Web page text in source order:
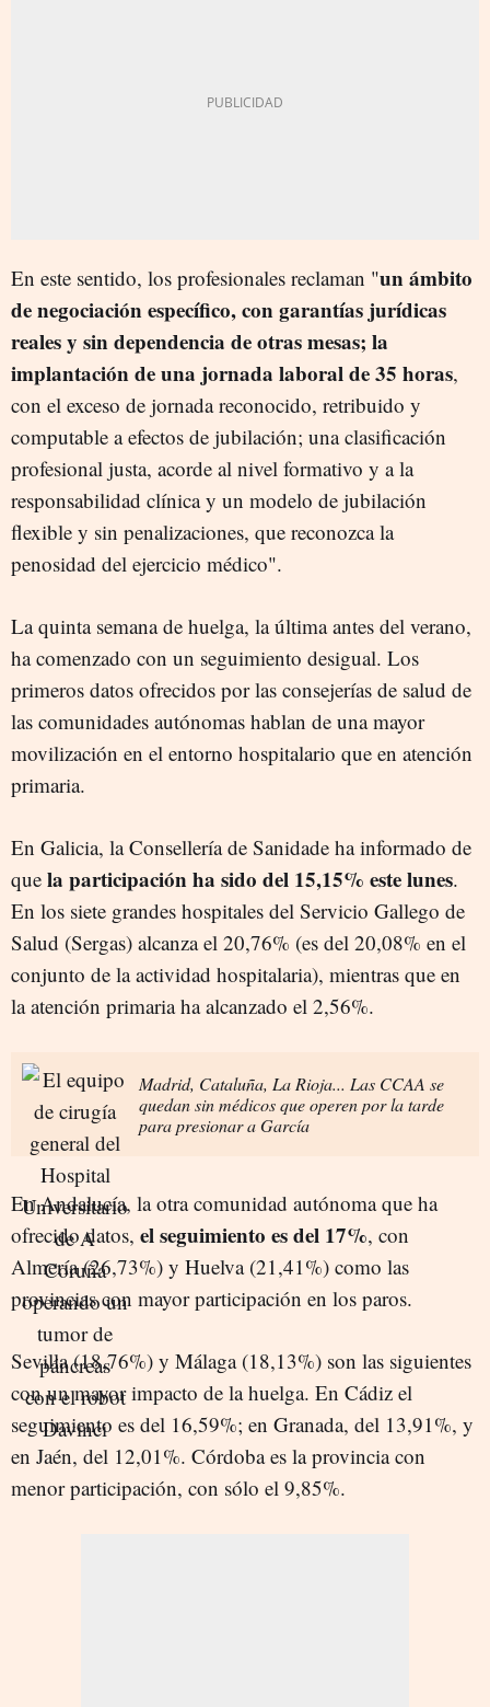
En este sentido, los profesionales reclaman "un ámbito
de negociación específico, con garantías jurídicas
reales y sin dependencia de otras mesas; la
implantación de una jornada laboral de 35 horas,
con el exceso de jornada reconocido, retribuido y
computable a efectos de jubilación; una clasificación
profesional justa, acorde al nivel formativo y a la
responsabilidad clínica y un modelo de jubilación
flexible y sin penalizaciones, que reconozca la
penosidad del ejercicio médico".
La quinta semana de huelga, la última antes del verano,
ha comenzado con un seguimiento desigual. Los
primeros datos ofrecidos por las consejerías de salud de
las comunidades autónomas hablan de una mayor
movilización en el entorno hospitalario que en atención
primaria.
En Galicia, la Consellería de Sanidade ha informado de
que la participación ha sido del 15,15% este lunes.
En los siete grandes hospitales del Servicio Gallego de
Salud (Sergas) alcanza el 20,76% (es del 20,08% en el
conjunto de la actividad hospitalaria), mientras que en
la atención primaria ha alcanzado el 2,56%.
Madrid, Cataluña, La Rioja... Las CCAA se
quedan sin médicos que operen por la tarde
para presionar a García
En Andalucía, la otra comunidad autónoma que ha
ofrecido datos, el seguimiento es del 17%, con
Almería (26,73%) y Huelva (21,41%) como las
provincias con mayor participación en los paros.
Sevilla (18,76%) y Málaga (18,13%) son las siguientes
con un mayor impacto de la huelga. En Cádiz el
seguimiento es del 16,59%; en Granada, del 13,91%, y
en Jaén, del 12,01%. Córdoba es la provincia con
menor participación, con sólo el 9,85%.